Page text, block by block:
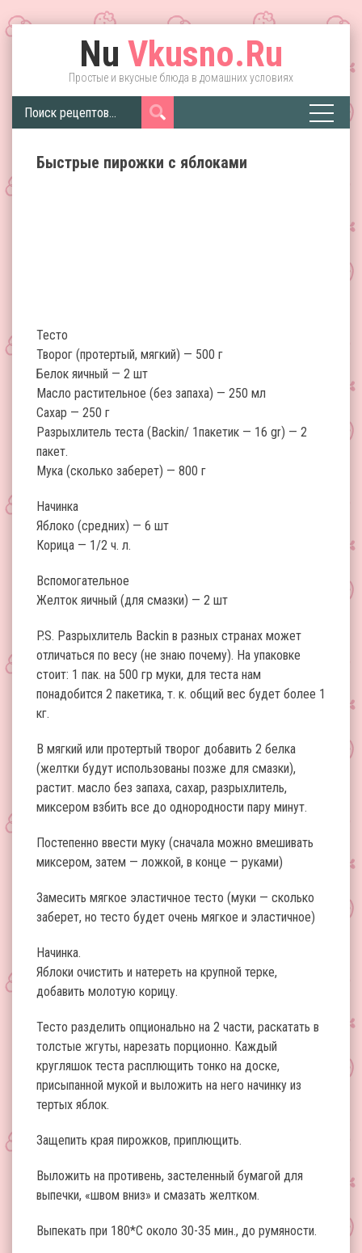
Nu Vkusno.Ru
Простые и вкусные блюда в домашних условиях
Быстрые пирожки с яблоками
Тесто
Творог (протертый, мягкий) — 500 г
Белок яичный — 2 шт
Масло растительное (без запаха) — 250 мл
Сахар — 250 г
Разрыхлитель теста (Backin/ 1пакетик — 16 gr) — 2
пакет.
Мука (сколько заберет) — 800 г
Начинка
Яблоко (средних) — 6 шт
Корица — 1/2 ч. л.
Вспомогательное
Желток яичный (для смазки) — 2 шт
P.S. Разрыхлитель Backin в разных странах может
отличаться по весу (не знаю почему). На упаковке
стоит: 1 пак. на 500 гр муки, для теста нам
понадобится 2 пакетика, т. к. общий вес будет более 1
кг.
В мягкий или протертый творог добавить 2 белка
(желтки будут использованы позже для смазки),
растит. масло без запаха, сахар, разрыхлитель,
миксером взбить все до однородности пару минут.
Постепенно ввести муку (сначала можно вмешивать
миксером, затем — ложкой, в конце — руками)
Замесить мягкое эластичное тесто (муки — сколько
заберет, но тесто будет очень мягкое и эластичное)
Начинка.
Яблоки очистить и натереть на крупной терке,
добавить молотую корицу.
Тесто разделить опционально на 2 части, раскатать в
толстые жгуты, нарезать порционно. Каждый
кругляшок теста расплющить тонко на доске,
присыпанной мукой и выложить на него начинку из
тертых яблок.
Защепить края пирожков, приплющить.
Выложить на противень, застеленный бумагой для
выпечки, «швом вниз» и смазать желтком.
Выпекать при 180*С около 30-35 мин., до румяности.